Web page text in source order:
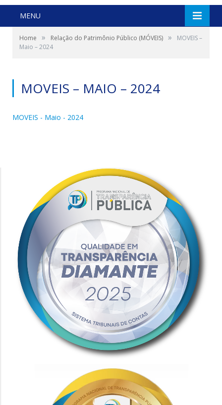
MENU
Home » Relação do Patrimônio Público (MÓVEIS) »
MOVEIS –
Maio – 2024
MOVEIS – MAIO – 2024
MOVEIS - Maio - 2024